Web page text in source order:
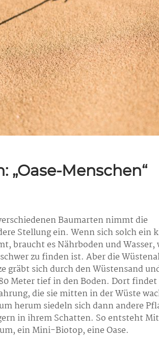
Menschen“
Baumarten nimmt die
Stellung ein. Wenn sich solch ein
braucht es Nährboden und Wasser,
zu finden ist. Aber die
gräbt sich durch den Wüstensand
Meter tief in den Boden. Dort
die sie mitten in der Wüste
herum siedeln sich dann andere
in ihrem Schatten. So entsteht
ein Mini-Biotop, eine Oase.